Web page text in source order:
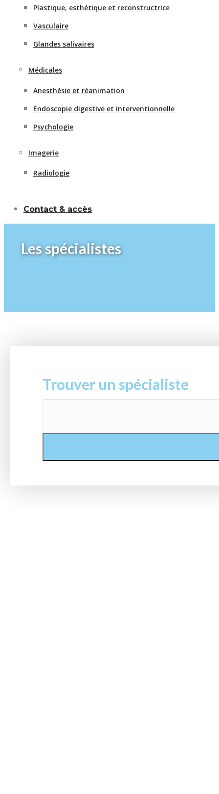
Plastique, esthétique et reconstructrice
Vasculaire
Glandes salivaires
Médicales
Anesthésie et réanimation
Endoscopie digestive et interventionnelle
Psychologie
Imagerie
Radiologie
Contact & accès
Les spécialistes
Trouver un spécialiste